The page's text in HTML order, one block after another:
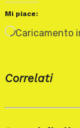
Mi piace:
Caricamento
Correlati